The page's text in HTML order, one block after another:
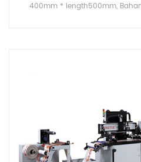
400mm * length500mm,